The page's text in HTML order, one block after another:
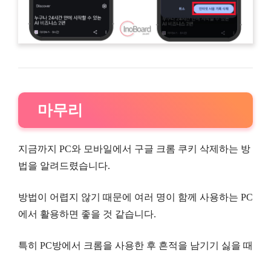
마무리
지금까지 PC와 모바일에서 구글 크롬 쿠키 삭제하는 방
법을 알려드렸습니다.
방법이 어렵지 않기 때문에 여러 명이 함께 사용하는 PC
에서 활용하면 좋을 것 같습니다.
특히 PC방에서 크롬을 사용한 후 흔적을 남기기 싫을 때